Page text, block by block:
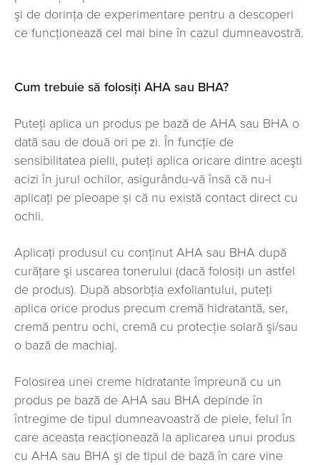
şi de dorinţa de experimentare pentru a descoperi
ce funcţionează cel mai bine în cazul dumneavostră.
Cum trebuie să folosiţi AHA sau BHA?
Puteţi aplica un produs pe bază de AHA sau BHA o
dată sau de două ori pe zi. În funcţie de
sensibilitatea pielii, puteţi aplica oricare dintre aceşti
acizi în jurul ochilor, asigurându-vă însă că nu-i
aplicaţi pe pleoape și că nu există contact direct cu
ochii.
Aplicaţi produsul cu conţinut AHA sau BHA după
curăţare şi uscarea tonerului (dacă folosiţi un astfel
de produs). După absorbţia exfoliantului, puteţi
aplica orice produs precum cremă hidratantă, ser,
cremă pentru ochi, cremă cu protecţie solară şi/sau
o bază de machiaj.
Folosirea unei creme hidratante împreună cu un
produs pe bază de AHA sau BHA depinde în
întregime de tipul dumneavoastră de piele, felul în
care aceasta reacţionează la aplicarea unui produs
cu AHA sau BHA şi de tipul de bază în care vine